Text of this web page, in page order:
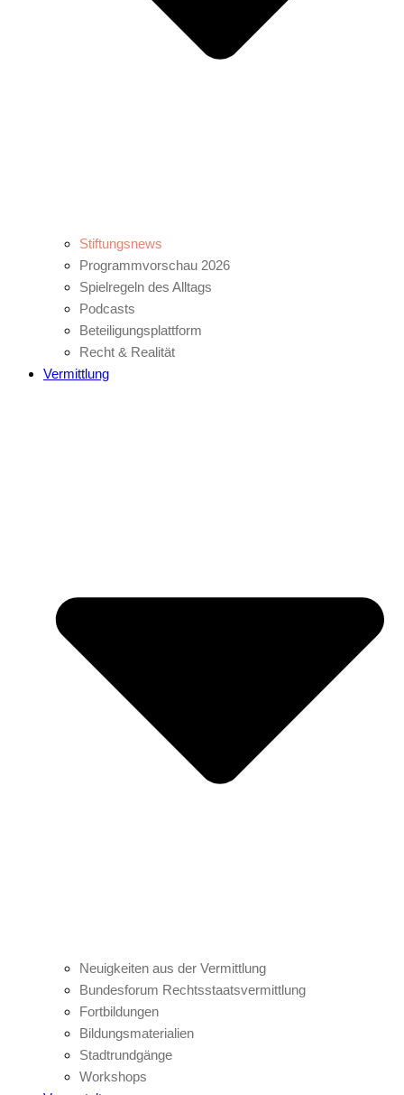
Stiftungsnews
Programmvorschau 2026
Spielregeln des Alltags
Podcasts
Beteiligungsplattform
Recht & Realität
Vermittlung
Neuigkeiten aus der Vermittlung
Bundesforum Rechtsstaatsvermittlung
Fortbildungen
Bildungsmaterialien
Stadtrundgänge
Workshops